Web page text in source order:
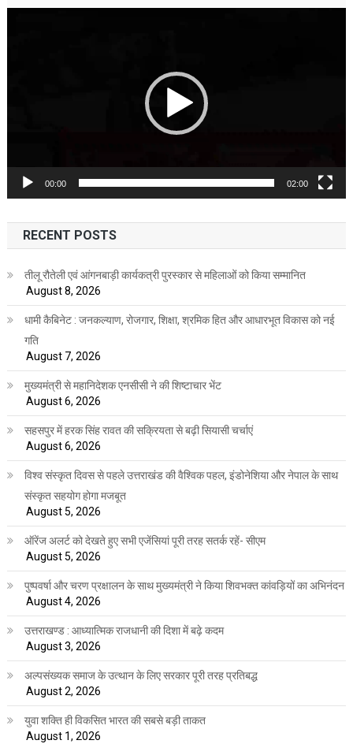
00:00 02:00
RECENT POSTS
तीलू रौतेली एवं आंगनबाड़ी कार्यकत्री पुरस्कार से महिलाओं को किया सम्मानित
August 8, 2026
धामी कैबिनेट : जनकल्याण, रोजगार, शिक्षा, श्रमिक हित और आधारभूत विकास को नई
गति
August 7, 2026
मुख्यमंत्री से महानिदेशक एनसीसी ने की शिष्टाचार भेंट
August 6, 2026
सहसपुर में हरक सिंह रावत की सक्रियता से बढ़ी सियासी चर्चाएं
August 6, 2026
विश्व संस्कृत दिवस से पहले उत्तराखंड की वैश्विक पहल, इंडोनेशिया और नेपाल के साथ
संस्कृत सहयोग होगा मजबूत
August 5, 2026
ऑरेंज अलर्ट को देखते हुए सभी एजेंसियां पूरी तरह सतर्क रहें- सीएम
August 5, 2026
पुष्पवर्षा और चरण प्रक्षालन के साथ मुख्यमंत्री ने किया शिवभक्त कांवड़ियों का अभिनंदन
August 4, 2026
उत्तराखण्ड : आध्यात्मिक राजधानी की दिशा में बढ़े कदम
August 3, 2026
अल्पसंख्यक समाज के उत्थान के लिए सरकार पूरी तरह प्रतिबद्ध
August 2, 2026
युवा शक्ति ही विकसित भारत की सबसे बड़ी ताकत
August 1, 2026